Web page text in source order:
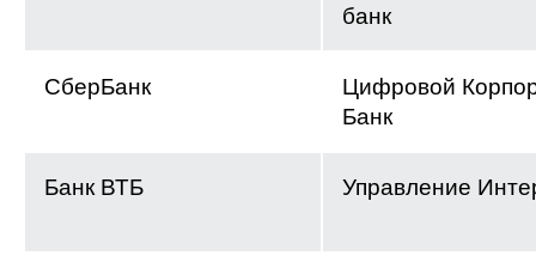
банк
СберБанк
Цифровой
Банк
Банк ВТБ Управление